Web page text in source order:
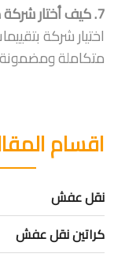
اقسام
نقل عفش
كراتين نقل عفش
7. كيف أختار شركة مناسبة؟
اختيار شركة
متكاملة